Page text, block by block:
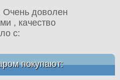
Очень доволен
, качество
c:
покупают: